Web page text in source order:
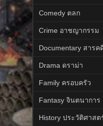
Comedy ตลก
Crime อาชญากรรม
Documentary สารค
Drama ดราม่า
Family ครอบครัว
Fantasy จินตนาการ
History ประวัติศาสต